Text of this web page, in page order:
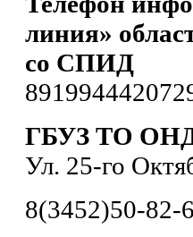
линия»
со СПИД
ГБУЗ ТО ОНД
Ул. 25-го
8(3452)50-82-